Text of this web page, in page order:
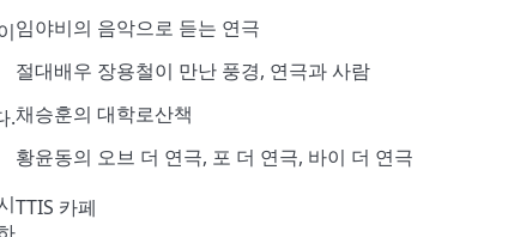
.
임야비의 음악으로 듣는 연극
절대배우 장용철이 만난 풍경, 연극과 사람
채승훈의 대학로산책
황윤동의 오브 더 연극, 포 더 연극, 바이 더 연극
TTIS 카페